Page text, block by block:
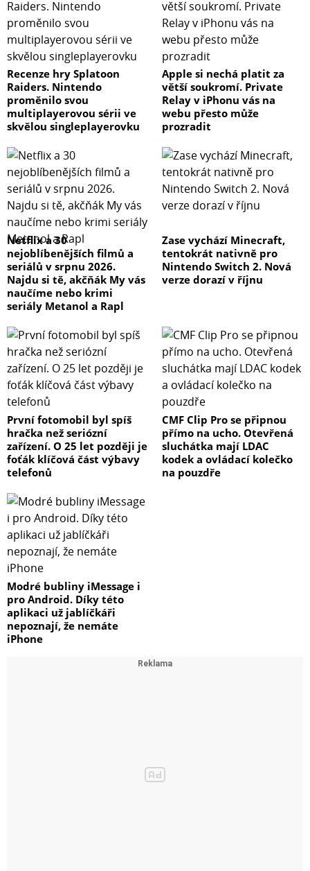
Recenze hry Splatoon
Raiders. Nintendo
proměnilo svou
multiplayerovou sérii ve
skvělou singleplayerovku
Apple si nechá platit za
větší soukromí. Private
Relay v iPhonu vás na
webu přesto může
prozradit
Netflix a 30
nejoblíbenějších filmů a
seriálů v srpnu 2026.
Najdu si tě, akčňák My vás
naučíme nebo krimi
seriály Metanol a Rapl
Zase vychází Minecraft,
tentokrát nativně pro
Nintendo Switch 2. Nová
verze dorazí v říjnu
První fotomobil byl spíš
hračka než seriózní
zařízení. O 25 let později je
foťák klíčová část výbavy
telefonů
CMF Clip Pro se připnou
přímo na ucho. Otevřená
sluchátka mají LDAC
kodek a ovládací kolečko
na pouzdře
Modré bubliny iMessage i
pro Android. Díky této
aplikaci už jablíčkáři
nepoznají, že nemáte
iPhone